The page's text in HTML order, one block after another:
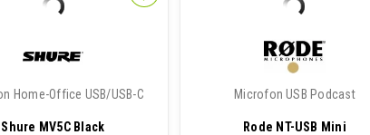
Home-Office USB/USB-C
Shure MV5C Black
Microfon USB Podcast
Rode NT-USB Mini